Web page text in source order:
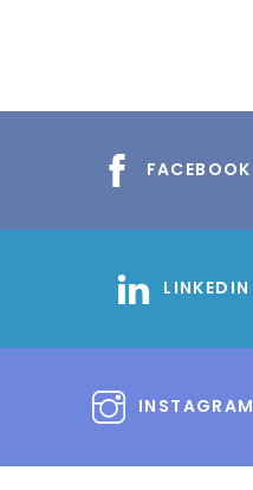
FACEBOOK
LINKEDIN
INSTAGRAM